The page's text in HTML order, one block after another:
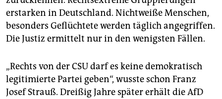
erstarken in Deutschland. Nichtweiße Menschen,
besonders Geflüchtete werden täglich angegriffen.
Die Justiz ermittelt nur in den wenigsten Fällen.
„Rechts von der CSU darf es keine demokratisch
legitimierte Partei geben“, wusste schon Franz
Josef Strauß. Dreißig Jahre später erhält die AfD